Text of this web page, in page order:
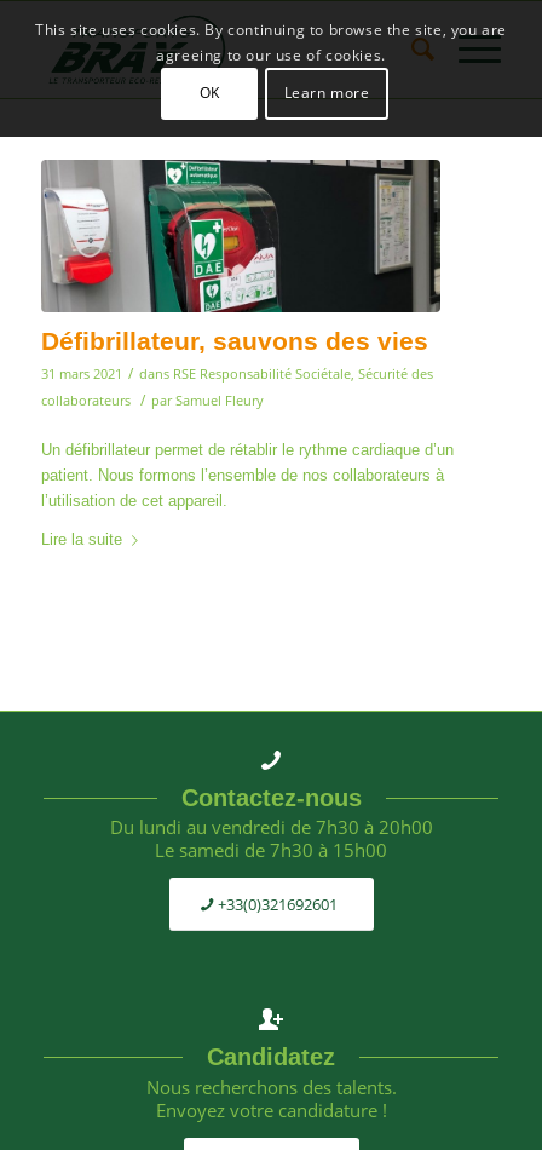
Défibrillateur, sauvons des vies
31 mars 2021 / dans RSE Responsabilité Sociétale, Sécurité des
collaborateurs
/ parSamuel Fleury
Un défibrillateur permet de rétablir le rythme cardiaque d’un
patient. Nous formons l’ensemble de nos collaborateurs à
l’utilisation de cet appareil.
Lire la suite
Contactez-nous
Du lundi au vendredi de 7h30 à 20h00
Le samedi de 7h30 à 15h00
+33(0)321692601
Candidatez
Nous recherchons des talents.
Envoyez votre candidature !
This site uses cookies. By continuing to browse the site, you are
agreeing to our use of cookies.
OK
Learn more